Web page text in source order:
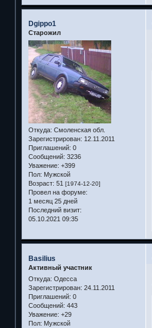
Dgippo1
Старожил
Откуда: Смоленская обл.
Зарегистрирован: 12.11.2011
Приглашений: 0
Сообщений: 3236
Уважение: +399
Пол: Мужской
Возраст: 51 [1974-12-20]
Провел на форуме:
1 месяц 25 дней
Последний визит:
05.10.2021 09:35
Basilius
Активный участник
Откуда: Одесса
Зарегистрирован: 24.11.2011
Приглашений: 0
Сообщений: 443
Уважение: +29
Пол: Мужской